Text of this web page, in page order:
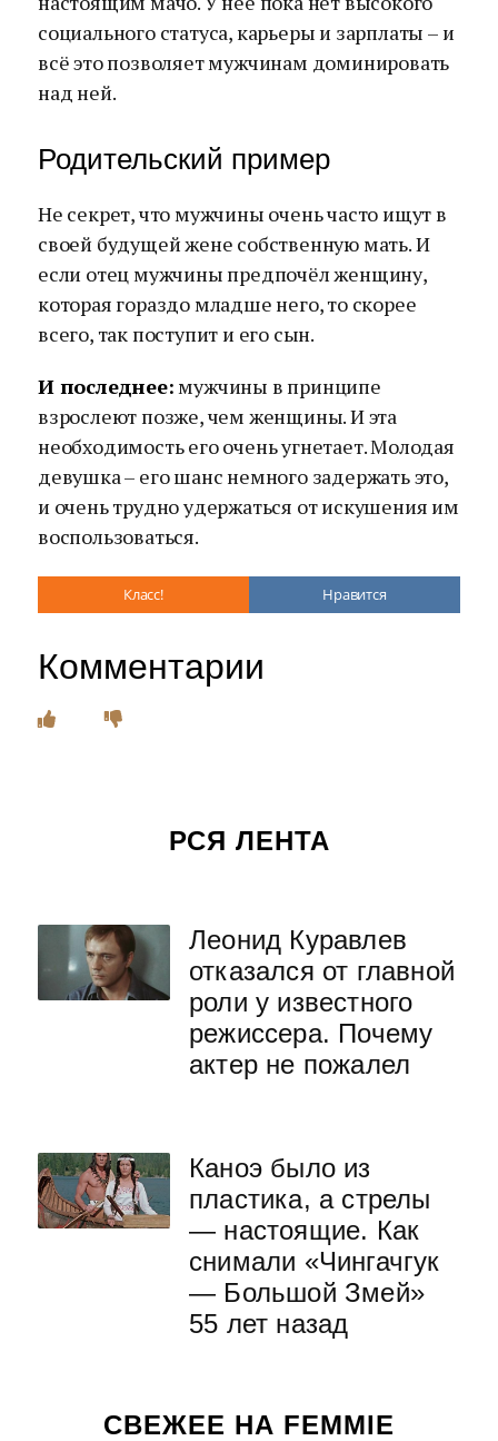
социального статуса, карьеры и зарплаты – и
всё это позволяет мужчинам доминировать
над ней.
Родительский пример
Не секрет, что мужчины очень часто ищут в
своей будущей жене собственную мать. И
если отец мужчины предпочёл женщину,
которая гораздо младше него, то скорее
всего, так поступит и его сын.
И последнее:мужчины в принципе
взрослеют позже, чем женщины. И эта
необходимость его очень угнетает. Молодая
девушка – его шанс немного задержать это,
и очень трудно удержаться от искушения им
воспользоваться.
Класс! Нравится
Комментарии
РСЯ ЛЕНТА
Леонид Куравлев
отказался от главной
роли у известного
режиссера. Почему
актер не пожалел
Каноэ было из
пластика, а стрелы
— настоящие. Как
снимали «Чингачгук
— Большой Змей»
55 лет назад
СВЕЖЕЕ НА FEMMIE